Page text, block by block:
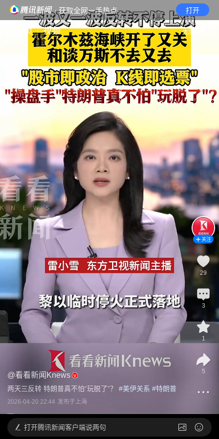
· 获取全网一手热点 打开
首页 视频 无障碍
@看看新闻Knews
两天三反转 特朗普真不怕“玩脱了”？ #美伊关系 #特朗普
2026-04-20 22:44 发布于上海
关注
29
3
1
5
打开腾讯新闻客户端说两句